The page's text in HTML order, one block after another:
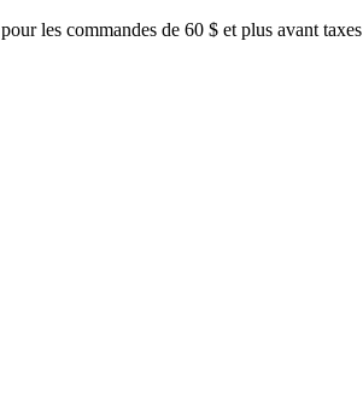
pour les commandes de 60 $ et plus avant taxes